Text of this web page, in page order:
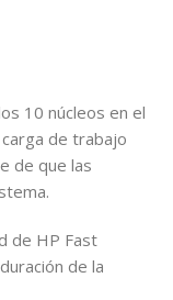
10 núcleos en el
de trabajo
de que las
de HP Fast
de la